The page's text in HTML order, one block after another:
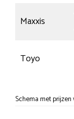
Maxxis
Toyo
Schema met